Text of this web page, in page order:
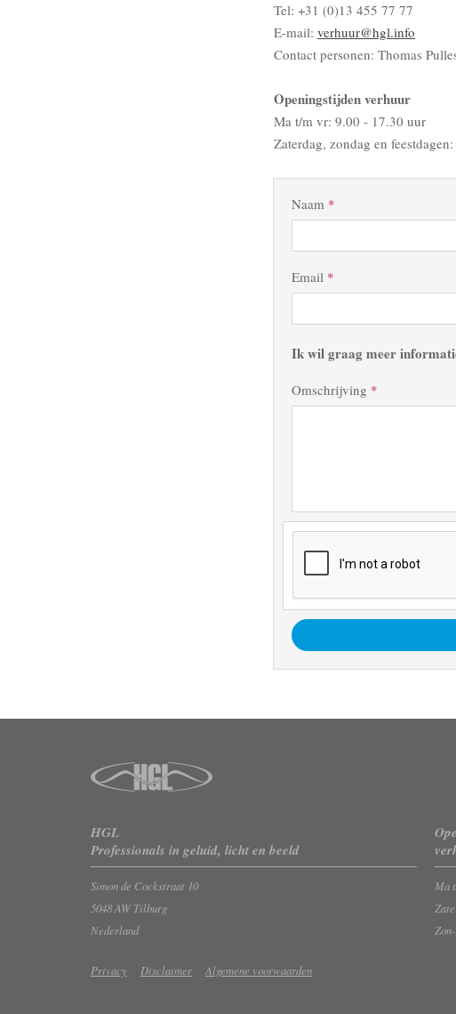
Tel: +31 (0)13 455 77 77
E-mail: verhuur@hgl.info
Contact personen: Thomas
Openingstijden verhuur
Ma t/m vr: 9.00 - 17.30 uur
Zaterdag, zondag en
Naam *
Email *
Ik wil graag meer
Omschrijving *
HGL
Professionals in geluid, licht en beeld
Simon de Cockstraat 10
5048 AW Tilburg
Nederland
Ma
Privacy Disclaimer Algemene voorwaarden